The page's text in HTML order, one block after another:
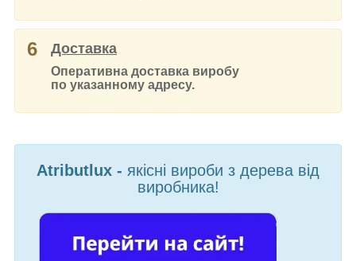
6 Доставка
Оперативна доставка виробу
по указанному адресу.
Atributlux - якісні вироби з дерева від
виробника!